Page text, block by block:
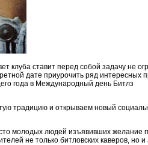
ставит перед собой задачу не
дате приурочить ряд интересных
года в Международный день Битлз
традицию и открываем новый
молодых людей изъявивших желание
не только битловских каверов, но и